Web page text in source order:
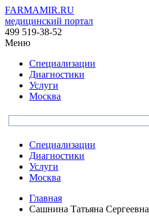
FARMAMIR.RU
медицинский портал
499 519-38-52
Меню
Специализации
Диагностики
Услуги
Москва
Специализации
Диагностики
Услуги
Москва
Главная
Сашнина Татьяна Сергеевна